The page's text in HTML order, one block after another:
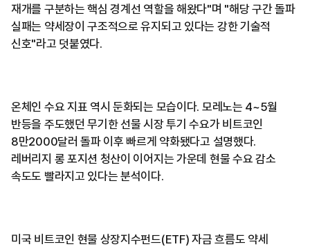
재개를 구분하는 핵심 경계선 역할을 해왔다"며 "해당 구간 돌파
실패는 약세장이 구조적으로 유지되고 있다는 강한 기술적
신호"라고 덧붙였다.
온체인 수요 지표 역시 둔화되는 모습이다. 모레노는 4~5월
반등을 주도했던 무기한 선물 시장 투기 수요가 비트코인
8만2000달러 돌파 이후 빠르게 약화됐다고 설명했다.
레버리지 롱 포지션 청산이 이어지는 가운데 현물 수요 감소
속도도 빨라지고 있다는 분석이다.
미국 비트코인 현물 상장지수펀드(ETF) 자금 흐름도 약세